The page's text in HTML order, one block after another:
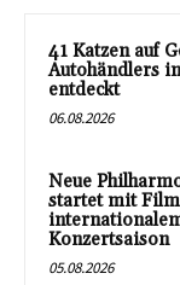
41 Katzen auf
Autohändlers
entdeckt
06.08.2026
Neue
startet mit
Konzertsaison
05.08.2026